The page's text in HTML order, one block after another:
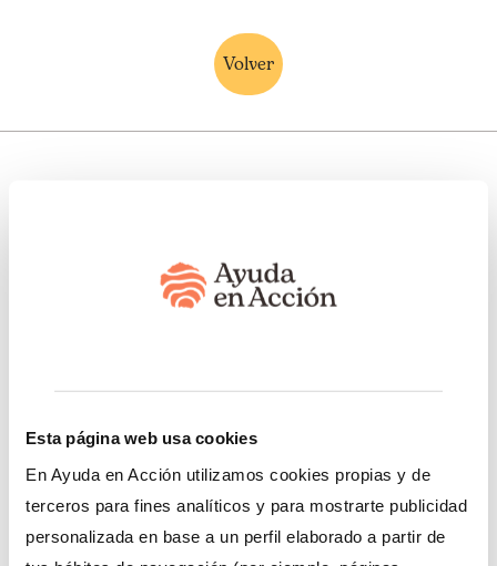
Esta página web usa cookies
En Ayuda en Acción utilizamos cookies propias y de
terceros para fines analíticos y para mostrarte publicidad
personalizada en base a un perfil elaborado a partir de
Volver
Nuestro trabajo Esto te interesa